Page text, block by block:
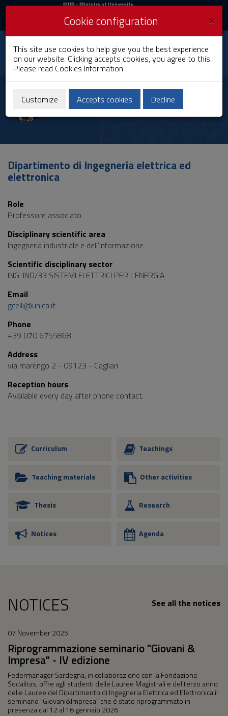
Skip
Content
to
Go
Footer
MIUR
Login
MUR- Ministry of University
Login UniCA News
Toggle
navigation
University of
Cagliari
Gianni Celli
Dipartimento di Ingegneria elettrica ed
elettronica
Role
Professore associato
Disciplinary scientific area
Ingegneria industriale e dell'informazione
Scientific disciplinary sector
ING-IND/33 SISTEMI ELETTRICI PER L'ENERGIA
Email
gcelli@unica.it
Phone
+39 070 6755868
Address
via marengo 2 - 09123 - Cagliari
Reception hours
Available every day after phone contact.
Curriculum Teachings
Teaching materials Other activities
Thesis Research
Notices Agenda
NOTICES See all the notices
07 November 2025
Riprogrammazione seminario "Giovani &
Impresa" - IV edizione
Federmanager Sardegna, in collaborazione con la Fondazione
Sodalitas, offre agli studenti delle Lauree Magistrali e del terzo anno
delle Lauree del Dipartimento di Ingegneria Elettrica ed Elettronica il
seminario “Giovani&Impresa” che è stato riprogrammato in
presenza dal 12 al 16 gennaio 2026
×
Cookie configuration
This site use cookies to help give you the best experience
on our website. Clicking accepts cookies, you agree to this.
Please read Cookies Information
Customize Accepts cookies Decline